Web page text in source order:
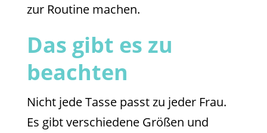
zur Routine machen.
Das gibt es zu
beachten
Nicht jede Tasse passt zu jeder Frau.
Es gibt verschiedene Größen und